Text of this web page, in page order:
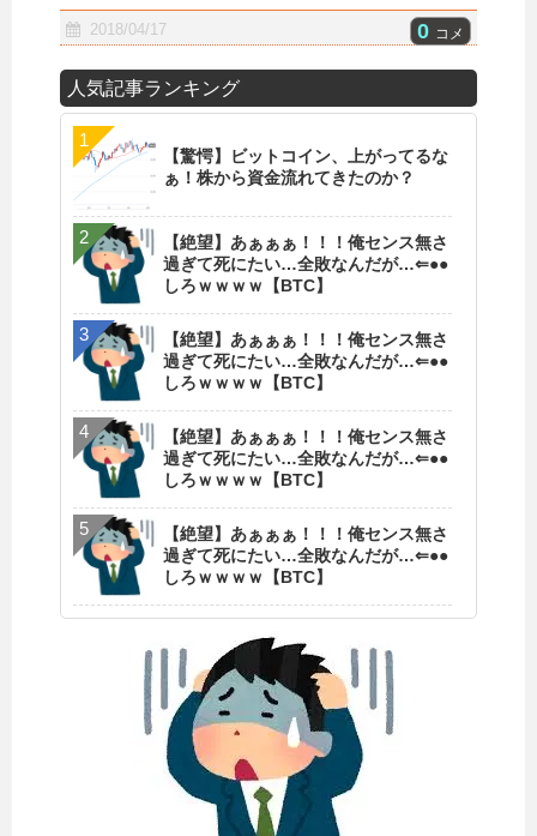
2018/04/17 0 コメ
人気記事ランキング
【驚愕】ビットコイン、上がってるな
ぁ！株から資金流れてきたのか？
【絶望】あぁぁぁ！！！俺センス無さ
過ぎて死にたい…全敗なんだが…⇐●●
しろｗｗｗｗ【BTC】
【絶望】あぁぁぁ！！！俺センス無さ
過ぎて死にたい…全敗なんだが…⇐●●
しろｗｗｗｗ【BTC】
【絶望】あぁぁぁ！！！俺センス無さ
過ぎて死にたい…全敗なんだが…⇐●●
しろｗｗｗｗ【BTC】
【絶望】あぁぁぁ！！！俺センス無さ
過ぎて死にたい…全敗なんだが…⇐●●
しろｗｗｗｗ【BTC】